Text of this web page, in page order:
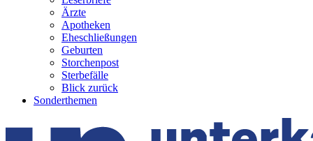
Ärzte
Apotheken
Eheschließungen
Geburten
Storchenpost
Sterbefälle
Blick zurück
Sonderthemen